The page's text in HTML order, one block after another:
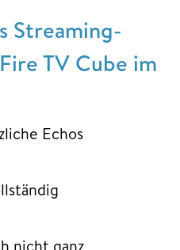
Streaming-
TV Cube im
Echos
nicht ganz